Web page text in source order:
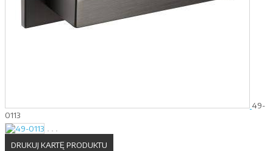
49-
0113
DRUKUJ KARTĘ PRODUKTU